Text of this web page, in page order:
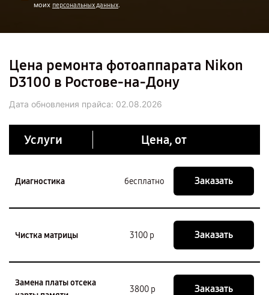
моих персональных данных.
Цена ремонта фотоаппарата Nikon
D3100 в Ростове-на-Дону
Дата обновления прайса: 02.08.2026
Услуги Цена, от
Диагностика бесплатно Заказать
Чистка матрицы 3100 р Заказать
Замена платы отсека
3800 р Заказать